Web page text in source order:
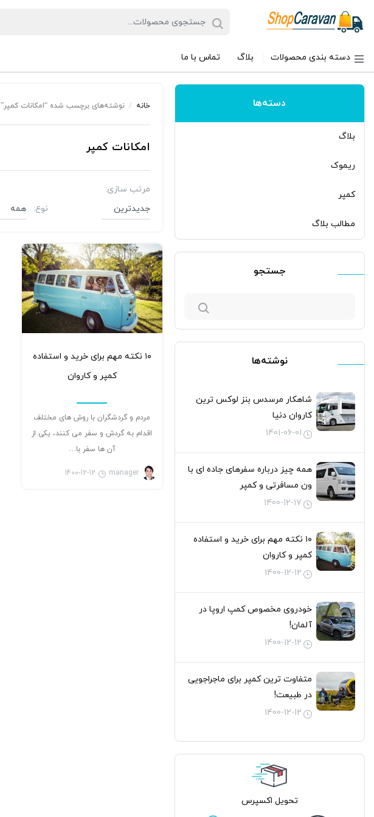
دسته بندی محصولات بلاگ تماس با ما
دسته‌ها
بلاگ
ریموک
کمپر
مطالب بلاگ
جستجو
نوشته‌ها
شاهکار مرسدس بنز لوکس ترین
کاروان دنیا
1401-06-01
همه چیز درباره سفرهای جاده ای با
ون مسافرتی و کمپر
1400-12-17
۱۰ نکته مهم برای خرید و استفاده
کمپر و کاروان
1400-12-12
خودروی مخصوص کمپ اروپا در
آلمان!
1400-12-12
متفاوت ترین کمپر برای ماجراجویی
در طبیعت!
1400-12-12
تحویل اکسپرس
خانه / نوشته‌های برچسب شده “امکانات کمپر”
امکانات کمپر
مرتب سازی:
نوع:
۱۰ نکته مهم برای خرید و استفاده
کمپر و کاروان
مردم و گردشگران با روش های مختلف
اقدام به گردش و سفر می کنند، یکی از
آن ها سفر با…
manager
1400-12-12